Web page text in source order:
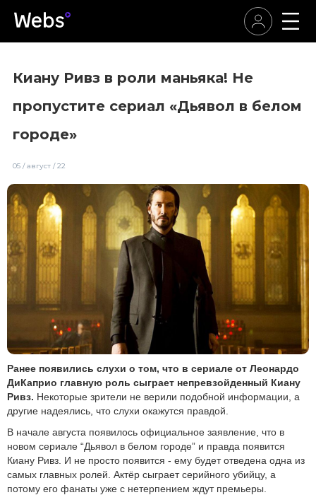
Киану Ривз в роли маньяка! Не
пропустите сериал «Дьявол в белом
городе»
05 / август / 22
Ранее появились слухи о том, что в сериале от Леонардо
ДиКаприо главную роль сыграет непревзойденный Киану
Ривз. Некоторые зрители не верили подобной информации, а
другие надеялись, что слухи окажутся правдой.
В начале августа появилось официальное заявление, что в
новом сериале “Дьявол в белом городе” и правда появится
Киану Ривз. И не просто появится - ему будет отведена одна из
самых главных ролей. Актёр сыграет серийного убийцу, а
потому его фанаты уже с нетерпением ждут премьеры.